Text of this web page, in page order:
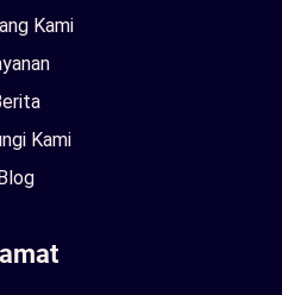
Kami
Kami